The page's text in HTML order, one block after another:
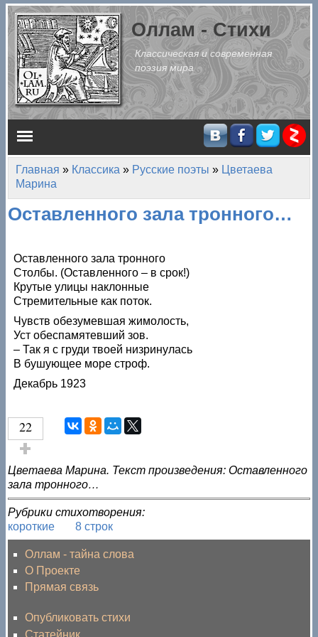
Перейти к основному содержанию
Оллам - Стихи
Классическая и современная
поэзия мира
Главное меню
Вы здесь
Главная » Классика » Русские поэты » Цветаева
Марина
Оставленного зала тронного…
Оставленного зала тронного
Столбы. (Оставленного – в срок!)
Крутые улицы наклонные
Стремительные как поток.
Чувств обезумевшая жимолость,
Уст обеспамятевший зов.
– Так я с груди твоей низринулась
В бушующее море строф.
Декабрь 1923
22
Голос за!
Цветаева Марина. Текст произведения: Оставленного
зала тронного…
Рубрики стихотворения:
короткие
8 строк
Оллам - тайна слова
О Проекте
Прямая связь
Опубликовать стихи
Статейник